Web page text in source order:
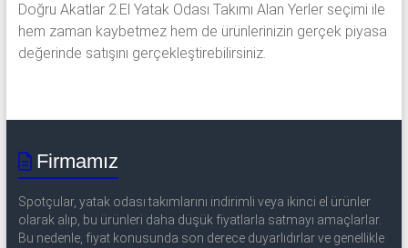
Doğru Akatlar 2.El Yatak Odası Takımı Alan Yerler seçimi ile
hem zaman kaybetmez hem de ürünlerinizin gerçek piyasa
değerinde satışını gerçekleştirebilirsiniz.
Firmamız
Spotçular, yatak odası takımlarını indirimli veya ikinci el ürünler
olarak alıp, bu ürünleri daha düşük fiyatlarla satmayı amaçlarlar.
Bu nedenle, fiyat konusunda son derece duyarlıdırlar ve genellikle